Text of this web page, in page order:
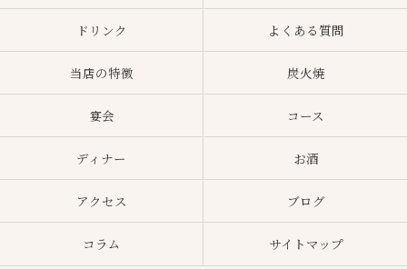
ドリンク よくある質問
当店の特徴 炭火焼
宴会 コース
ディナー お酒
アクセス ブログ
コラム サイトマップ